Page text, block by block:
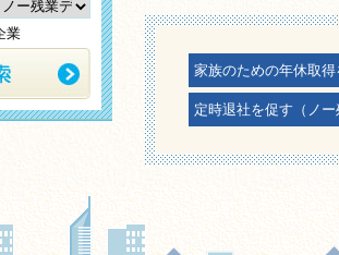
業
家族のための年休取得
定時退社を促す（ノ